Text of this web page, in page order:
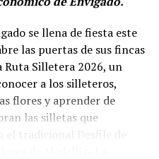
al patrimonio
se llena de fiesta este
las puertas de sus fincas
Silletera 2026, un
a los silleteros,
flores y aprender de
las silletas que